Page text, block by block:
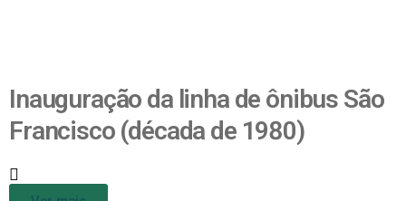
Inauguração da linha de ônibus São
Francisco (década de 1980)